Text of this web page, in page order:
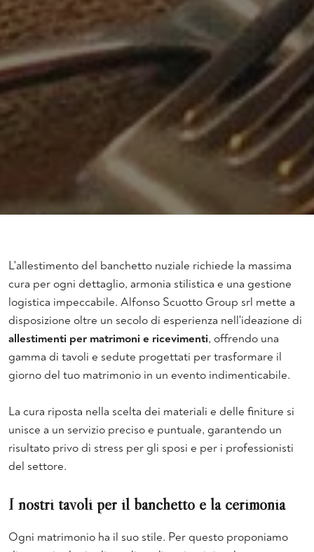
L'allestimento del banchetto nuziale richiede la massima
cura per ogni dettaglio, armonia stilistica e una gestione
logistica impeccabile. Alfonso Scuotto Group srl mette a
disposizione oltre un secolo di esperienza nell'ideazione di
allestimenti per matrimoni e ricevimenti, offrendo una
gamma di tavoli e sedute progettati per trasformare il
giorno del tuo matrimonio in un evento indimenticabile.
La cura riposta nella scelta dei materiali e delle finiture si
unisce a un servizio preciso e puntuale, garantendo un
risultato privo di stress per gli sposi e per i professionisti
del settore.
I nostri tavoli per il banchetto e la cerimonia
Ogni matrimonio ha il suo stile. Per questo proponiamo